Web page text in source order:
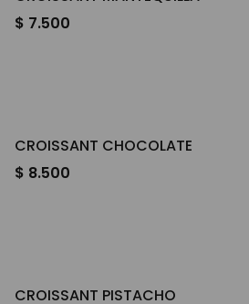
$ 7.500
CROISSANT CHOCOLATE
$ 8.500
CROISSANT PISTACHO